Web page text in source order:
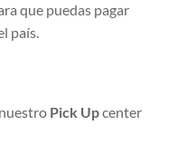
que puedas pagar
país.
Pick Upcenter